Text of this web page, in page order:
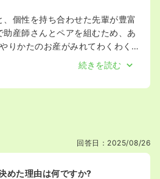
護師の仕事が好きで、産科でバリ
すめです。
個性を持ち合わせた先輩が豊富
産師さんとペアを組むため、あ
りかたのお産がみれてわくわくし
索中なため、自己学習と経験値が
すが、できることが増えたり、助
介助を安心して任せてもらえる
ならではと思ってます。興味と
続きを読む
回答日：2025/08/26
めた理由は何ですか?